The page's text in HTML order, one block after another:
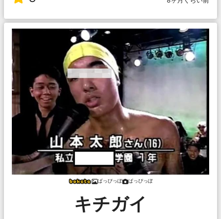
ぱっぴっぽ ぱっぴっぽ
キチガイ